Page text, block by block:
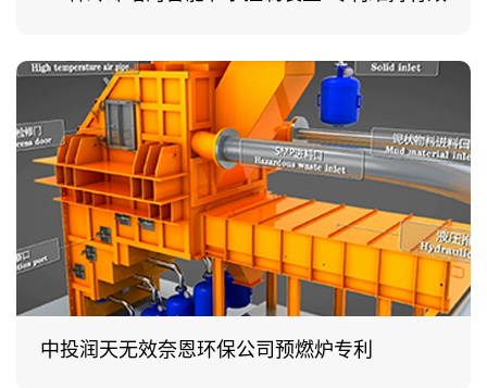
中投润天无效奈恩环保公司预燃炉专利